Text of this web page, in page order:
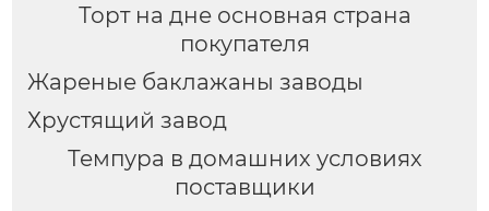
Торт на дне основная страна
покупателя
Жареные баклажаны заводы
Хрустящий завод
Темпура в домашних условиях
поставщики